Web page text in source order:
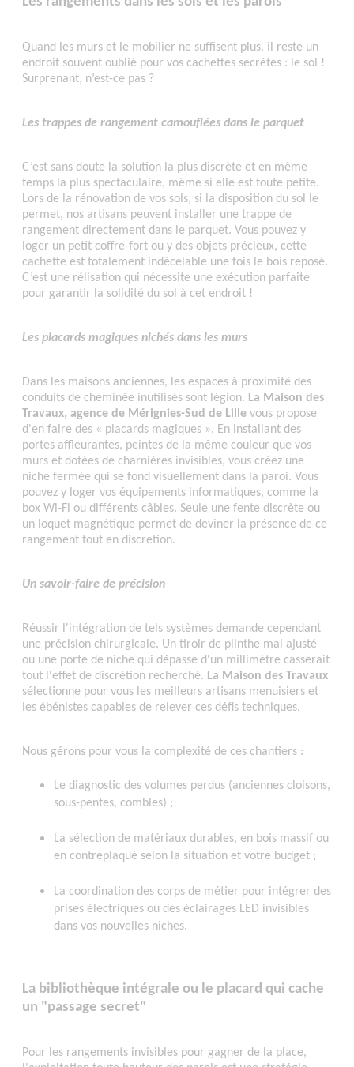
Quand les murs et le mobilier ne suffisent plus, il reste un
endroit souvent oublié pour vos cachettes secrètes : le sol !
Surprenant, n’est-ce pas ?
Les trappes de rangement camouflées dans le parquet
C’est sans doute la solution la plus discrète et en même
temps la plus spectaculaire, même si elle est toute petite.
Lors de la rénovation de vos sols, si la disposition du sol le
permet, nos artisans peuvent installer une trappe de
rangement directement dans le parquet. Vous pouvez y
loger un petit coffre-fort ou y des objets précieux, cette
cachette est totalement indécelable une fois le bois reposé.
C’est une rélisation qui nécessite une exécution parfaite
pour garantir la solidité du sol à cet endroit !
Les placards magiques nichés dans les murs
Dans les maisons anciennes, les espaces à proximité des
conduits de cheminée inutilisés sont légion. La Maison des
Travaux, agence de Mérignies-Sud de Lille vous propose
d'en faire des « placards magiques ». En installant des
portes affleurantes, peintes de la même couleur que vos
murs et dotées de charnières invisibles, vous créez une
niche fermée qui se fond visuellement dans la paroi. Vous
pouvez y loger vos équipements informatiques, comme la
box Wi-Fi ou différents câbles. Seule une fente discrète ou
un loquet magnétique permet de deviner la présence de ce
rangement tout en discretion.
Un savoir-faire de précision
Réussir l'intégration de tels systèmes demande cependant
une précision chirurgicale. Un tiroir de plinthe mal ajusté
ou une porte de niche qui dépasse d'un millimètre casserait
tout l'effet de discrétion recherché. La Maison des Travaux
sélectionne pour vous les meilleurs artisans menuisiers et
les ébénistes capables de relever ces défis techniques.
Nous gérons pour vous la complexité de ces chantiers :
Le diagnostic des volumes perdus (anciennes cloisons,
sous-pentes, combles) ;
La sélection de matériaux durables, en bois massif ou
en contreplaqué selon la situation et votre budget ;
La coordination des corps de métier pour intégrer des
prises électriques ou des éclairages LED invisibles
dans vos nouvelles niches.
La bibliothèque intégrale ou le placard qui cache
un "passage secret"
Pour les rangements invisibles pour gagner de la place,